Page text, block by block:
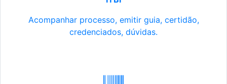
Acompanhar processo, emitir guia, certidão,
credenciados, dúvidas.